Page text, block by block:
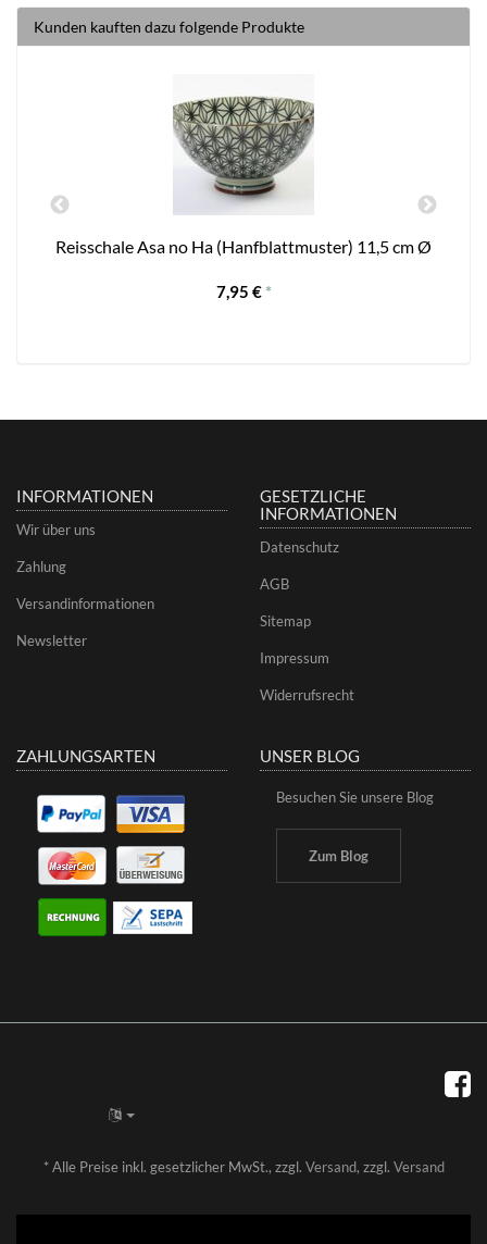
Kunden kauften dazu folgende Produkte
Reisschale Asa no Ha (Hanfblattmuster) 11,5 cm Ø
7,95 € *
INFORMATIONEN
Wir über uns
Zahlung
Versandinformationen
Newsletter
GESETZLICHE
INFORMATIONEN
Datenschutz
AGB
Sitemap
Impressum
Widerrufsrecht
ZAHLUNGSARTEN UNSER BLOG
Besuchen Sie unsere Blog
Zum Blog
*Alle Preise inkl. gesetzlicher MwSt., zzgl. Versand, zzgl. Versand